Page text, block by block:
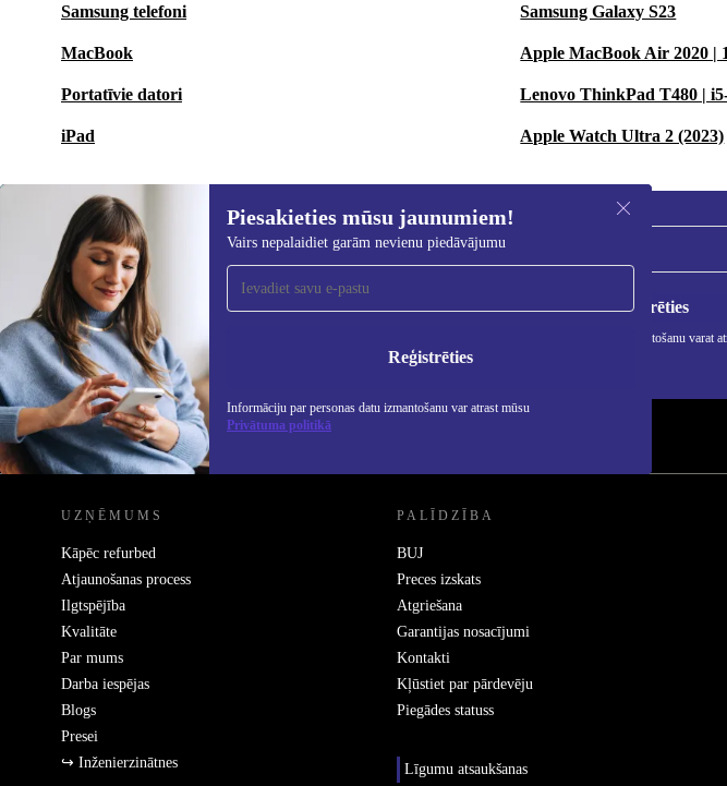
Samsung telefoni
MacBook
Portatīvie datori
iPad
Samsung Galaxy S23
Apple MacBook Air 2020 |
Lenovo ThinkPad T480 |
Apple Watch Ultra 2 (2023)
Piesakieties mūsu jaunumiem!
Vairs nepalaidiet garām nevienu piedāvājumu
Reģistrēties
Informāciju par personas datu izmantošanu var atrast mūsu
Privātuma politikā
Piesakieties mūsu jaunumu
saņemšanai!
Nekad vairs nepalaidiet garām nevienu
piedāvājumu.
Reģistrēties
Informāciju par personas datu izmantošanu varat
Privātuma politikā
REFURBED - RETHINK NEW.
UZŅĒMUMS
Kāpēc refurbed
Atjaunošanas process
Ilgtspējība
Kvalitāte
Par mums
Darba iespējas
Blogs
Presei
↪ Inženierzinātnes
PALĪDZĪBA
BUJ
Preces izskats
Atgriešana
Garantijas nosacījumi
Kontakti
Kļūstiet par pārdevēju
Piegādes statuss
Līgumu atsaukšanas